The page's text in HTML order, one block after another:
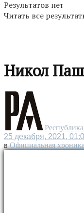
Результатов нет
Читать все
Никол
25 декабря, 2021,
в Официальная